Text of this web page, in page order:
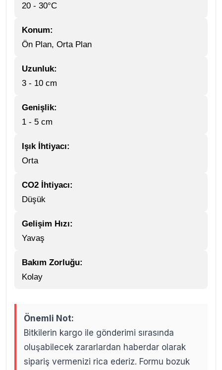
20 - 30°C
Konum:
Ön Plan, Orta Plan
Uzunluk:
3 - 10 cm
Genişlik:
1 - 5 cm
Işık İhtiyacı:
Orta
CO2 İhtiyacı:
Düşük
Gelişim Hızı:
Yavaş
Bakım Zorluğu:
Kolay
Önemli Not:
Bitkilerin kargo ile gönderimi sırasında
oluşabilecek zararlardan haberdar olarak
sipariş vermenizi rica ederiz. Formu bozuk